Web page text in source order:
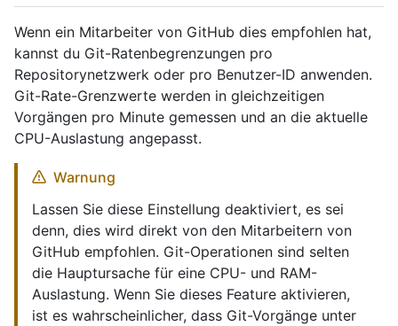
Wenn ein Mitarbeiter von GitHub dies empfohlen hat,
kannst du Git-Ratenbegrenzungen pro
Repositorynetzwerk oder pro Benutzer-ID anwenden.
Git-Rate-Grenzwerte werden in gleichzeitigen
Vorgängen pro Minute gemessen und an die aktuelle
CPU-Auslastung angepasst.
Warnung
Lassen Sie diese Einstellung deaktiviert, es sei
denn, dies wird direkt von den Mitarbeitern von
GitHub empfohlen. Git-Operationen sind selten
die Hauptursache für eine CPU- und RAM-
Auslastung. Wenn Sie dieses Feature aktivieren,
ist es wahrscheinlicher, dass Git-Vorgänge unter